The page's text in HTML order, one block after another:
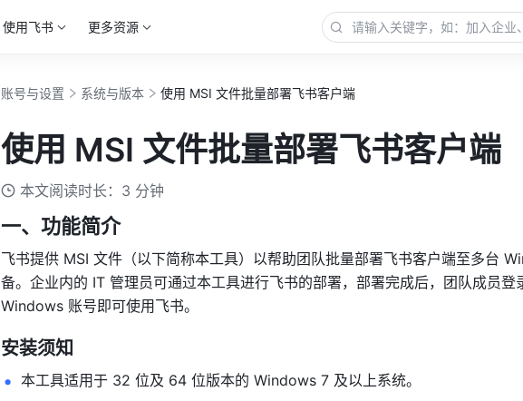
使用飞书 更多资源
账号与设置 系统与版本 使用 MSI 文件批量部署飞书客户端
使用 MSI 文件批量部署飞书客户端
本文阅读时长：3 分钟
一、功能简介
飞书提供 MSI 文件（以下简称本工具）以帮助团队批量部署飞书客户端至多台
备。企业内的 IT 管理员可通过本工具进行飞书的部署，部署完成后，团队成员登
Windows 账号即可使用飞书。
安装须知
本工具适用于 32 位及 64 位版本的 Windows 7 及以上系统。